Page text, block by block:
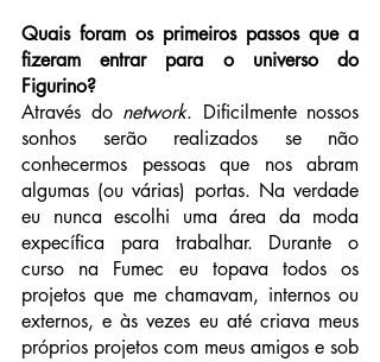
Quais foram os primeiros passos que a
fizeram entrar para o universo do
Figurino?
Através do network. Dificilmente nossos
sonhos serão realizados se não
conhecermos pessoas que nos abram
algumas (ou várias) portas. Na verdade
eu nunca escolhi uma área da moda
expecífica para trabalhar. Durante o
curso na Fumec eu topava todos os
projetos que me chamavam, internos ou
externos, e às vezes eu até criava meus
próprios projetos com meus amigos e sob